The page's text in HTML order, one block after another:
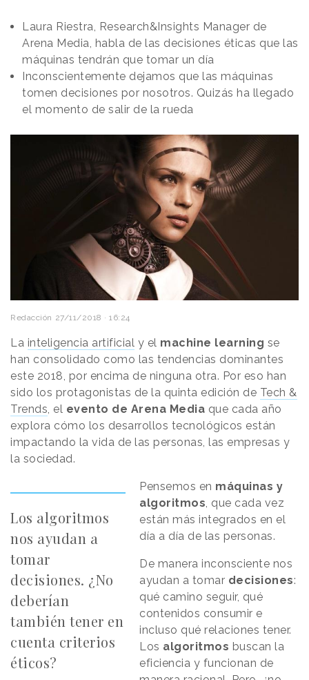
Laura Riestra, Research&Insights Manager de
Arena Media, habla de las decisiones éticas que las
máquinas tendrán que tomar un día
Inconscientemente dejamos que las máquinas
tomen decisiones por nosotros. Quizás ha llegado
el momento de salir de la rueda
Redacción 27/11/2018 · 16:24
La inteligencia artificial y el machine learning se
han consolidado como las tendencias dominantes
este 2018, por encima de ninguna otra. Por eso han
sido los protagonistas de la quinta edición de Tech &
Trends, el evento de Arena Media que cada año
explora cómo los desarrollos tecnológicos están
impactando la vida de las personas, las empresas y
la sociedad.
Los algoritmos
nos ayudan a
tomar
decisiones. ¿No
deberían
también tener en
cuenta criterios
éticos?
Pensemos en máquinas y
algoritmos, que cada vez
están más integrados en el
día a día de las personas.
De manera inconsciente nos
ayudan a tomar decisiones:
qué camino seguir, qué
contenidos consumir e
incluso qué relaciones tener.
Los algoritmos buscan la
eficiencia y funcionan de